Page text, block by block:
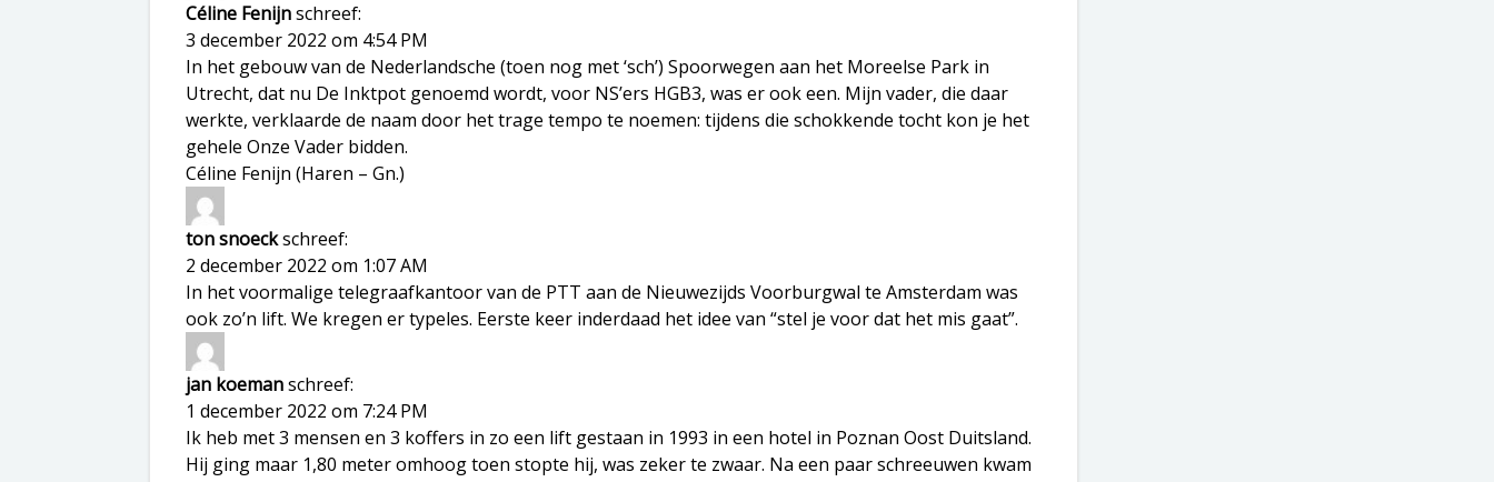
Céline Fenijnschreef:
3 december 2022 om 4:54 PM
In het gebouw van de Nederlandsche (toen nog met ‘sch’) Spoorwegen aan het Moreelse Park in
Utrecht, dat nu De Inktpot genoemd wordt, voor NS’ers HGB3, was er ook een. Mijn vader, die daar
werkte, verklaarde de naam door het trage tempo te noemen: tijdens die schokkende tocht kon je het
gehele Onze Vader bidden.
Céline Fenijn (Haren – Gn.)
ton snoeckschreef:
2 december 2022 om 1:07 AM
In het voormalige telegraafkantoor van de PTT aan de Nieuwezijds Voorburgwal te Amsterdam was
ook zo’n lift. We kregen er typeles. Eerste keer inderdaad het idee van “stel je voor dat het mis gaat”.
jan koemanschreef:
1 december 2022 om 7:24 PM
Ik heb met 3 mensen en 3 koffers in zo een lift gestaan in 1993 in een hotel in Poznan Oost Duitsland.
Hij ging maar 1,80 meter omhoog toen stopte hij, was zeker te zwaar. Na een paar schreeuwen kwam